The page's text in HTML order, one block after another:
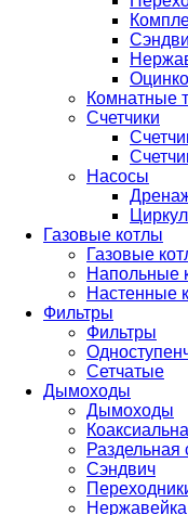
Комнатные
Счетчики
Насосы
Газовые котлы
Газовые
Напольные
Настенные
Фильтры
Фильтры
Сетчатые
Дымоходы
Дымоходы
Сэндвич
Нержавейка